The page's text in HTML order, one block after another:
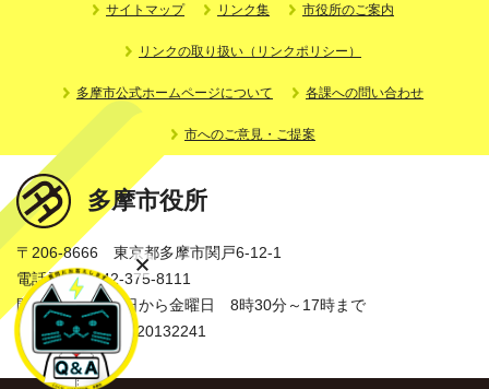
サイトマップ リンク集 市役所のご案内
リンクの取り扱い（リンクポリシー）
多摩市公式ホームページについて 各課への問い合わせ
市へのご意見・ご提案
多摩市役所
〒206-8666 東京都多摩市関戸6-12-1
電話番号：042-375-8111
開庁時間：月曜日から金曜日 8時30分～17時まで
法人番号：3000020132241